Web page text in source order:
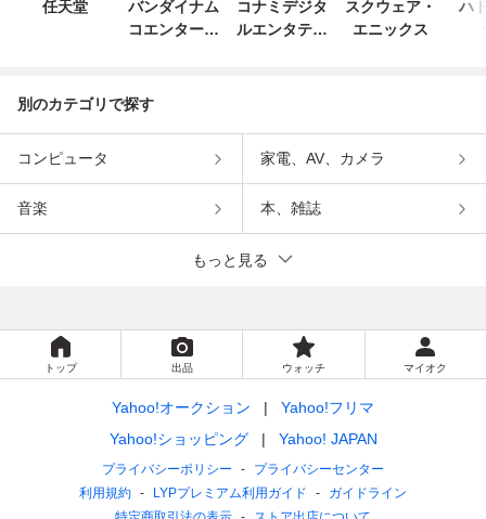
任天堂
バンダイナム
コエンターテ
コナミデジタ
ルエンタテイ
スクウェア・
エニックス
ハ
別のカテゴリで探す
コンピュータ 家電、AV、カメラ
音楽 本、雑誌
もっと見る
トップ 出品 ウォッチ マイオク
Yahoo!オークション
Yahoo!フリマ
Yahoo!ショッピング
Yahoo! JAPAN
プライバシーポリシー
プライバシーセンター
利用規約
LYPプレミアム利用ガイド
ガイドライン